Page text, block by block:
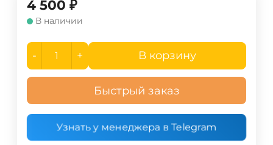
4 500 ₽
В наличии
- + В корзину
Быстрый заказ
Узнать у менеджера в Telegram